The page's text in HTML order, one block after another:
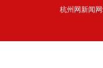
杭州网新闻